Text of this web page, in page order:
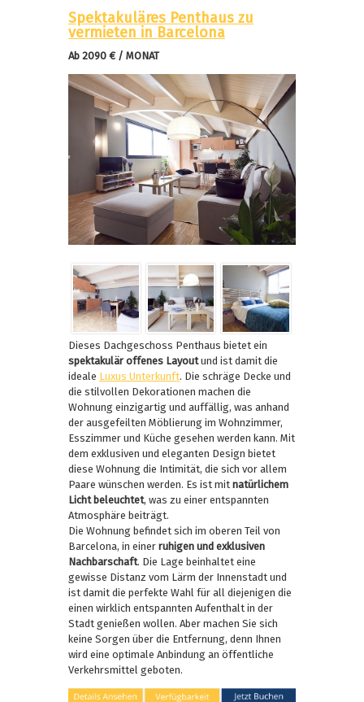
Spektakuläres Penthaus zu
vermieten in Barcelona
Ab 2090 € / MONAT
Dieses Dachgeschoss Penthaus bietet ein
spektakulär offenes Layoutund ist damit die
ideale Luxus Unterkunft. Die schräge Decke und
die stilvollen Dekorationen machen die
Wohnung einzigartig und auffällig, was anhand
der ausgefeilten Möblierung im Wohnzimmer,
Esszimmer und Küche gesehen werden kann. Mit
dem exklusiven und eleganten Design bietet
diese Wohnung die Intimität, die sich vor allem
Paare wünschen werden. Es ist mit natürlichem
Licht beleuchtet, was zu einer entspannten
Atmosphäre beiträgt.
Die Wohnung befindet sich im oberen Teil von
Barcelona, in einer ruhigen und exklusiven
Nachbarschaft. Die Lage beinhaltet eine
gewisse Distanz vom Lärm der Innenstadt und
ist damit die perfekte Wahl für all diejenigen die
einen wirklich entspannten Aufenthalt in der
Stadt genießen wollen. Aber machen Sie sich
keine Sorgen über die Entfernung, denn Ihnen
wird eine optimale Anbindung an öffentliche
Verkehrsmittel geboten.